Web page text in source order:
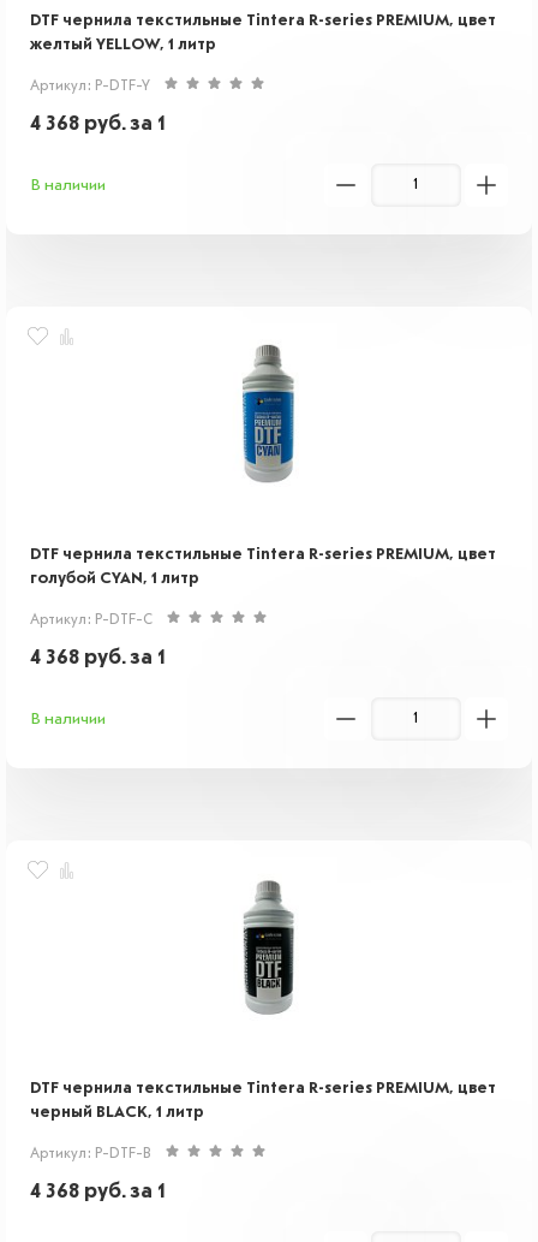
DTF чернила текстильные Tintera R-series PREMIUM, цвет
желтый YELLOW, 1 литр
Артикул: P-DTF-Y
4 368 руб.за 1
В наличии
DTF чернила текстильные Tintera R-series PREMIUM, цвет
голубой CYAN, 1 литр
Артикул: P-DTF-C
4 368 руб.за 1
В наличии
DTF чернила текстильные Tintera R-series PREMIUM, цвет
черный BLACK, 1 литр
Артикул: P-DTF-B
4 368 руб.за 1